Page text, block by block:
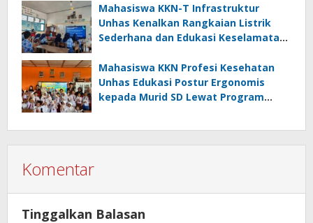
Mahasiswa KKN-T Infrastruktur
Unhas Kenalkan Rangkaian Listrik
Sederhana dan Edukasi Keselamatan
Langkeang
Mahasiswa KKN Profesi Kesehatan
Unhas Edukasi Postur Ergonomis
kepada Murid SD Lewat Program
Komentar
Tinggalkan Balasan